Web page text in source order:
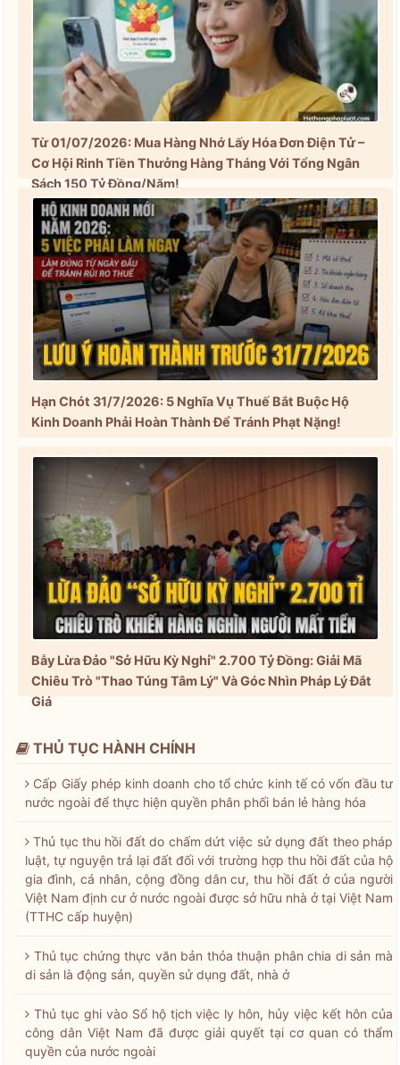
Từ 01/07/2026: Mua Hàng Nhớ Lấy Hóa Đơn Điện Tử –
Cơ Hội Rinh Tiền Thưởng Hàng Tháng Với Tổng Ngân
Sách 150 Tỷ Đồng/Năm!
Hạn Chót 31/7/2026: 5 Nghĩa Vụ Thuế Bắt Buộc Hộ
Kinh Doanh Phải Hoàn Thành Để Tránh Phạt Nặng!
Bẫy Lừa Đảo "Sở Hữu Kỳ Nghỉ" 2.700 Tỷ Đồng: Giải Mã
Chiêu Trò "Thao Túng Tâm Lý" Và Góc Nhìn Pháp Lý Đắt
Giá
THỦ TỤC HÀNH CHÍNH
Cấp Giấy phép kinh doanh cho tổ chức kinh tế có vốn đầu tư
nước ngoài để thực hiện quyền phân phối bán lẻ hàng hóa
Thủ tục thu hồi đất do chấm dứt việc sử dụng đất theo pháp
luật, tự nguyện trả lại đất đối với trường hợp thu hồi đất của hộ
gia đình, cá nhân, cộng đồng dân cư, thu hồi đất ở của người
Việt Nam định cư ở nước ngoài được sở hữu nhà ở tại Việt Nam
(TTHC cấp huyện)
Thủ tục chứng thực văn bản thỏa thuận phân chia di sản mà
di sản là động sản, quyền sử dụng đất, nhà ở
Thủ tục ghi vào Sổ hộ tịch việc ly hôn, hủy việc kết hôn của
công dân Việt Nam đã được giải quyết tại cơ quan có thẩm
quyền của nước ngoài